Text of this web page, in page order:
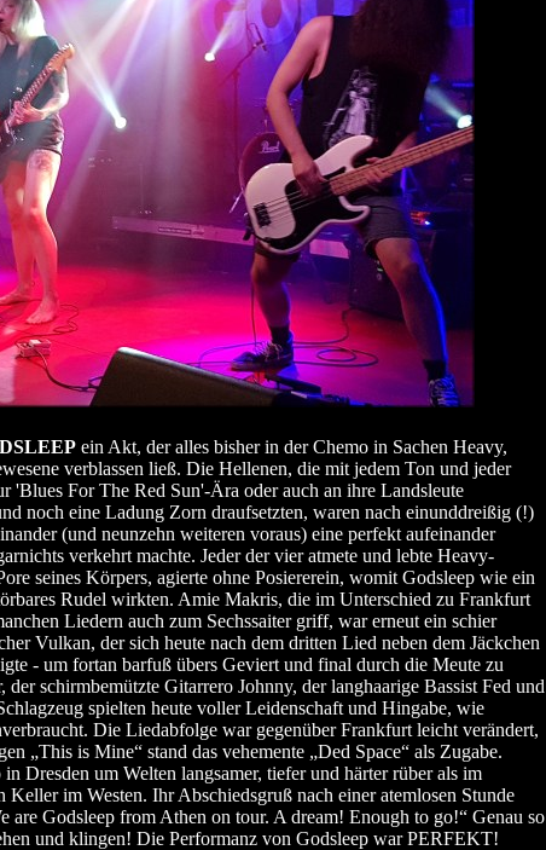
ein Akt, der alles bisher in der Chemo in Sachen Heavy,
verblassen ließ. Die Hellenen, die mit jedem Ton und jeder
'Blues For The Red Sun'-Ära oder auch an ihre Landsleute
noch eine Ladung Zorn draufsetzten, waren nach einunddreißig (!)
(und neunzehn weiteren voraus) eine perfekt aufeinander
verkehrt machte. Jeder der vier atmete und lebte Heavy-
seines Körpers, agierte ohne Posiererein, womit Godsleep wie ein
Rudel wirkten. Amie Makris, die im Unterschied zu Frankfurt
Liedern auch zum Sechssaiter griff, war erneut ein schier
Vulkan, der sich heute nach dem dritten Lied neben dem Jäckchen
- um fortan barfuß übers Geviert und final durch die Meute zu
schirmbemützte Gitarrero Johnny, der langhaarige Bassist Fed und
spielten heute voller Leidenschaft und Hingabe, wie
Die Liedabfolge war gegenüber Frankfurt leicht verändert,
„This is Mine“ stand das vehemente „Ded Space“ als Zugabe.
Dresden um Welten langsamer, tiefer und härter rüber als im
im Westen. Ihr Abschiedsgruß nach einer atemlosen Stunde
are Godsleep from Athen on tour. A dream! Enough to go!“ Genau so
und klingen! Die Performanz von Godsleep war PERFEKT!